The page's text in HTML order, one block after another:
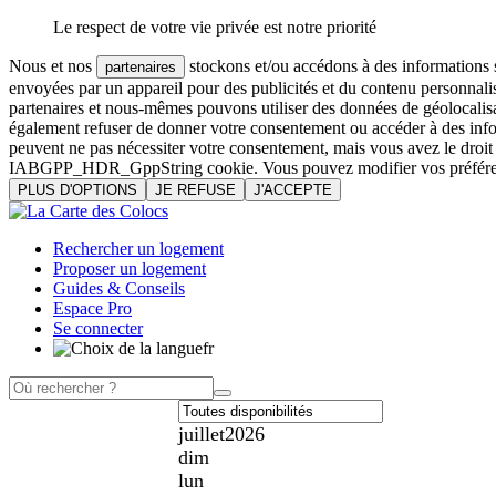
Le respect de votre vie privée est notre priorité
Nous et nos partenaires
stockons et/ou accédons à des
envoyées par un appareil pour des publicités et du contenu
partenaires et nous-mêmes pouvons utiliser des données de
également refuser de donner votre consentement ou accéder à des
peuvent ne pas nécessiter votre consentement, mais vous avez le
IABGPP_HDR_GppString cookie. Vous pouvez modifier vos
PLUS D'OPTIONS JE REFUSE J'ACCEPTE
Rechercher un logement
Proposer un logement
Guides & Conseils
Espace Pro
Se connecter
fr
juillet2026
dim
lun